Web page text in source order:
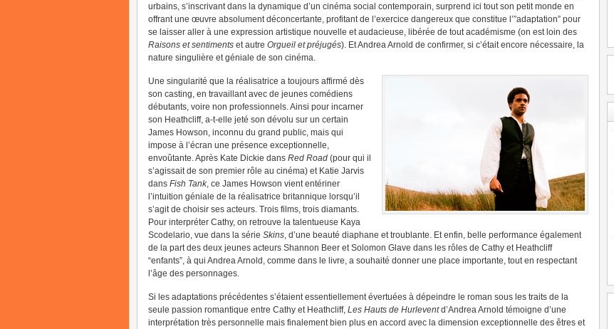
urbains, s’inscrivant dans la dynamique d’un cinéma social contemporain, surprend ici tout son petit monde en
offrant une œuvre absolument déconcertante, profitant de l’exercice dangereux que constitue l’”adaptation” pour
se laisser aller à une expression artistique nouvelle et audacieuse, libérée de tout académisme (on est loin des
Raisons et sentiments et autre Orgueil et préjugés). Et Andrea Arnold de confirmer, si c’était encore nécessaire, la
nature singulière et géniale de son cinéma.
Une singularité que la réalisatrice a toujours affirmé dès
son casting, en travaillant avec de jeunes comédiens
débutants, voire non professionnels. Ainsi pour incarner
son Heathcliff, a-t-elle jeté son dévolu sur un certain
James Howson, inconnu du grand public, mais qui
impose à l’écran une présence exceptionnelle,
envoûtante. Après Kate Dickie dans Red Road (pour qui il
s’agissait de son premier rôle au cinéma) et Katie Jarvis
dans Fish Tank, ce James Howson vient entériner
l’intuition géniale de la réalisatrice britannique lorsqu’il
s’agit de choisir ses acteurs. Trois films, trois diamants.
Pour interpréter Cathy, on retrouve la talentueuse Kaya
Scodelario, vue dans la série Skins, d’une beauté diaphane et troublante. Et enfin, belle performance également
de la part des deux jeunes acteurs Shannon Beer et Solomon Glave dans les rôles de Cathy et Heathcliff
“enfants”, à qui Andrea Arnold, comme dans le livre, a souhaité donner une place importante, tout en respectant
l’âge des personnages.
Si les adaptations précédentes s’étaient essentiellement évertuées à dépeindre le roman sous les traits de la
seule passion romantique entre Cathy et Heathcliff, Les Hauts de Hurleventd’Andrea Arnold témoigne d’une
interprétation très personnelle mais finalement bien plus en accord avec la dimension exceptionnelle des êtres et